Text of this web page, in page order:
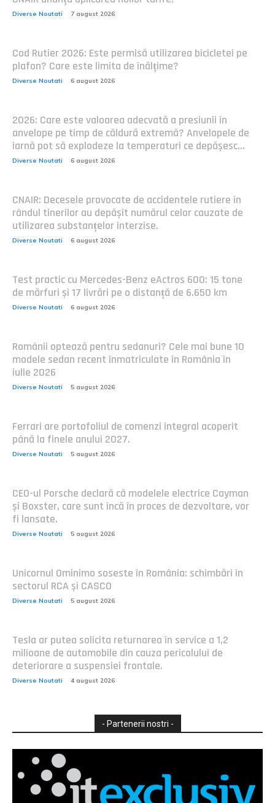
Diverse Noutati 7 august 2026
Cod Rutier 2026: Este permisă utilizarea bicicletei pe
plafon? Care este limita de înălțime?
Diverse Noutati 6 august 2026
2026: Care este valoarea adecvată a presiunii în
anvelope pe timp de căldură extremă? Anvelopele de
iarnă pot să explodeze la temperaturi ce depășesc...
Diverse Noutati 6 august 2026
CNAIR: Decesele provocate de accidentele rutiere în
rândul tinerilor au depășit numărul celor cauzate de
utilizarea substanțelor interzise.
Diverse Noutati 6 august 2026
Test practic cu Mercedes-Benz eActros 600: 15 tone
de mărfuri și 17 livrări pe o distanță de 6.650 km
Diverse Noutati 6 august 2026
Românii optează pentru sedanuri? Cele mai bune 10
modele sedan recent înmatriculate în România în
iulie 2026
Diverse Noutati 5 august 2026
Ferrari are portofoliul de comenzi integral acoperit
până la finele anului 2027.
Diverse Noutati 5 august 2026
CEO-ul Porsche declară că modelele electrice Cayman
și Boxster, care sunt încă în proces de dezvoltare, vor
fi lansate.
Diverse Noutati 5 august 2026
Unicornul Ominimo soseste în România: schimbări în
sectorul RCA și CASCO
Diverse Noutati 5 august 2026
Tesla ar putea solicita returnarea în service a 1,2
milioane de automobile din cauza pericolului de
deteriorare a suspensiei frontale.
Diverse Noutati 4 august 2026
- Partenerii nostri -